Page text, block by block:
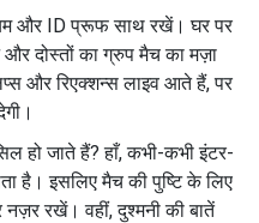
और ID प्रूफ साथ रखें। घर पर
दोस्तों का ग्रुप मैच का मज़ा
और रिएक्शन्स लाइव आते हैं, पर
हो जाते हैं? हाँ, कभी-कभी इंटर-
है। इसलिए मैच की पुष्टि के लिए
रखें। वहीं, दुश्मनी की बातें